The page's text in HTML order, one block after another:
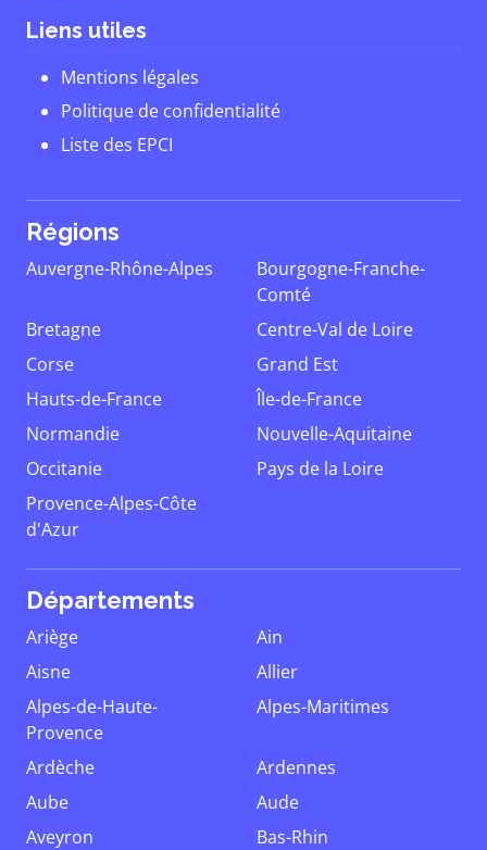
Liens utiles
Mentions légales
Politique de confidentialité
Liste des EPCI
Régions
Auvergne-Rhône-Alpes
Bourgogne-Franche-
Comté
Bretagne
Centre-Val de Loire
Corse
Grand Est
Hauts-de-France
Île-de-France
Normandie
Nouvelle-Aquitaine
Occitanie
Pays de la Loire
Provence-Alpes-Côte
d'Azur
Départements
Ariège
Ain
Aisne
Allier
Alpes-de-Haute-
Provence
Alpes-Maritimes
Ardèche
Ardennes
Aube
Aude
Aveyron
Bas-Rhin